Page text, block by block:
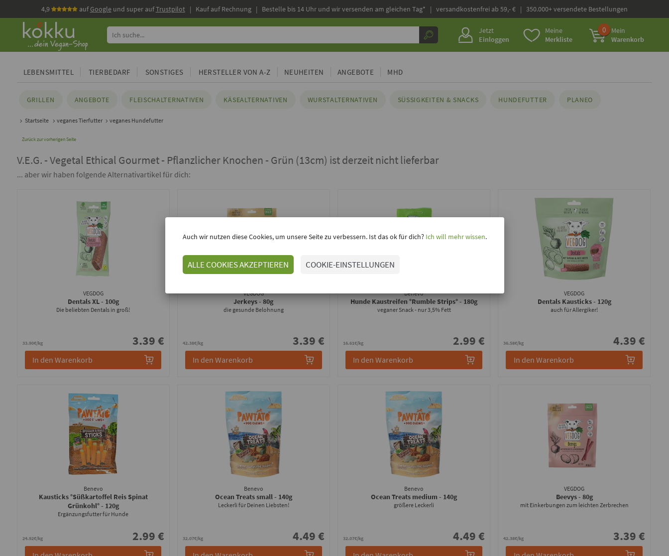
4,9 aufGoogleund super aufTrustpilot| Kauf auf Rechnung | Bestelle bis 14 Uhr und wir versenden am gleichen Tag* | versandkostenfrei ab 59,- € | 350.000+ versendete Bestellungen
Jetzt
Einloggen
Meine
Merkliste
0
Mein
Warenkorb
LEBENSMITTEL TIERBEDARF SONSTIGES HERSTELLER VON A-Z NEUHEITEN ANGEBOTE MHD
GRILLEN ANGEBOTE FLEISCHALTERNATIVEN KÄSEALTERNATIVEN WURSTALTERNATIVEN SÜSSIGKEITEN & SNACKS HUNDEFUTTER PLANEO
Startseite veganes Tierfutter veganes Hundefutter
Zurück zur vorherigen Seite
V.E.G. - Vegetal Ethical Gourmet - Pflanzlicher Knochen - Grün (13cm) ist derzeit nicht lieferbar
... aber wir haben folgende Alternativartikel für dich:
VEGDOG
Dentals XL- 100g
Die beliebten Dentals in groß!
33.90€/kg 3.39 €
In den Warenkorb
VEGDOG
Jerkeys- 80g
die gesunde Belohnung
42.38€/kg 3.39 €
In den Warenkorb
Benevo
Hunde Kaustreifen °Rumble Strips°- 180g
veganer Snack - nur 3,5% Fett
16.61€/kg 2.99 €
In den Warenkorb
VEGDOG
Dentals Kausticks- 120g
auch für Allergiker!
36.58€/kg 4.39 €
In den Warenkorb
Benevo
Kausticks °Süßkartoffel Reis Spinat
Grünkohl°- 120g
Ergänzungsfutter für Hunde
24.92€/kg 2.99 €
Benevo
Ocean Treats small- 140g
Leckerli für Deinen Liebsten!
32.07€/kg 4.49 €
Benevo
Ocean Treats medium- 140g
größere Leckerli
32.07€/kg 4.49 €
VEGDOG
Beevys- 80g
mit Einkerbungen zum leichten Zerbrechen
42.38€/kg 3.39 €
Auch wir nutzen diese Cookies, um unsere Seite zu verbessern. Ist das ok für dich?Ich will mehr wissen.
ALLE COOKIES AKZEPTIEREN COOKIE-EINSTELLUNGEN